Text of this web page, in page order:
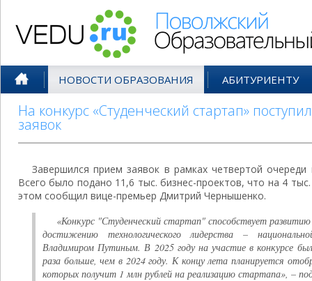
НОВОСТИ ОБРАЗОВАНИЯ АБИТУРИЕНТУ
На конкурс «Студенческий стартап»
заявок
Завершился прием заявок в рамках четвертой очереди
Всего было подано 11,6 тыс. бизнес-проектов, что на 4
этом сообщил вице-премьер Дмитрий Чернышенко.
«Конкурс "Студенческий стартап" способствует
достижению технологического лидерства –
Владимиром Путиным. В 2025 году на участие в конкурсе
раза больше, чем в 2024 году. К концу лета планируется
которых получит 1 млн рублей на реализацию стартапа», –